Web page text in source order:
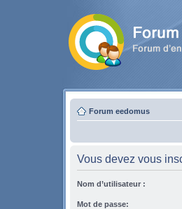
Forum eedomus
Vous devez vous
Nom d’utilisateur :
Mot de passe: